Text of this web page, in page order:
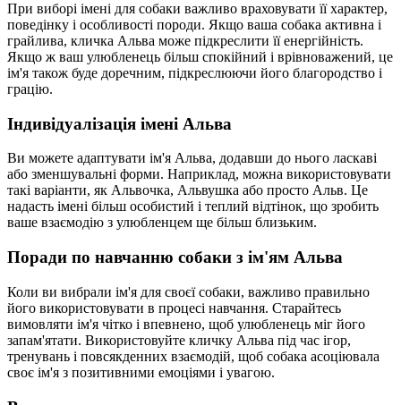
При виборі імені для собаки важливо враховувати її характер,
поведінку і особливості породи. Якщо ваша собака активна і
грайлива, кличка Альва може підкреслити її енергійність.
Якщо ж ваш улюбленець більш спокійний і врівноважений, це
ім'я також буде доречним, підкреслюючи його благородство і
грацію.
Індивідуалізація імені Альва
Ви можете адаптувати ім'я Альва, додавши до нього ласкаві
або зменшувальні форми. Наприклад, можна використовувати
такі варіанти, як Альвочка, Альвушка або просто Альв. Це
надасть імені більш особистий і теплий відтінок, що зробить
ваше взаємодію з улюбленцем ще більш близьким.
Поради по навчанню собаки з ім'ям Альва
Коли ви вибрали ім'я для своєї собаки, важливо правильно
його використовувати в процесі навчання. Старайтесь
вимовляти ім'я чітко і впевнено, щоб улюбленець міг його
запам'ятати. Використовуйте кличку Альва під час ігор,
тренувань і повсякденних взаємодій, щоб собака асоціювала
своє ім'я з позитивними емоціями і увагою.